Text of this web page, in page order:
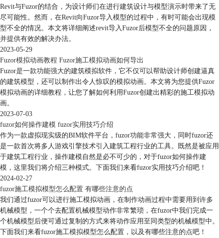
2、选择旗帜模型：在fuzor中，您需要选择一个合适的旗帜模型来添加到
您的场景中。您可以从fuzor自带的模型库中选择一个旗帜模型，或者导
入自己定制的旗帜模型。
3、设置动画效果：一旦您选择了旗帜模型，接下来您需要设置动画效
果。在fuzor的动画编辑界面中，您可以调整旗帜的动画属性，如风力、
4、调整动画参数：根据您的需求，您可以根据场景的实际情况调整旗帜
的动画参数。您可以通过调整风力的强度和方向，以及动画的循环次数和
持续时间等参数，来达到想要的效果。
5、预览和调试：在完成设置后，您可以通过fuzor的预览功能来查看旗帜
飘动的效果。如果需要调整，您可以返回到动画编辑界面进行修改，直到
通过上述步骤，您可以在fuzor中实现旗帜飘动的动画效果，为您的虚拟
场景增添生动和细节。这个功能可以应用于建筑项目的可视化展示、景观
设计的演示等各种场景中，提升整体的视觉效果。
二、fuzor2018界面的设置在哪
fuzor2018是一款功能强大的虚拟现实软件，它提供了丰富的界面设置选
Revit与Fuzor的结合，为设计师们在进行建筑设计与模型演示时带来了无
尽可能性。然而，在Revit向Fuzor导入模型的过程中，有时可能会出现模
型不全的情况。本文将详细阐述revit导入Fuzor后模型不全的问题原因，
并提供有效的解决办法。
2023-05-29
Fuzor模拟动画教程 Fuzor施工模拟动画如何导出
Fuzor是一款功能强大的建筑模拟软件，它不仅可以帮助设计师创建逼真
的建筑模型，还可以制作出令人惊叹的模拟动画。本文将为您提供Fuzor
模拟动画的详细教程，让您了解如何利用Fuzor创建出精彩的施工模拟动
画。
2023-07-03
fuzor如何操作建模 fuzor实用技巧介绍
作为一款虚拟现实级的BIM软件平台，fuzor功能非常强大，同时fuzor还
是一款首次将多人游戏引擎技术引入建筑工程行业的工具。既然是被应用
于建筑工程行业，操作建模自然是必不可少的，对于fuzor如何操作建
模，这里我们将介绍三种模式。下面我们来看fuzor实用技巧介绍吧！
2024-02-27
fuzor施工模拟模型怎么配置 有哪些注意的点
我们通过fuzor可以进行施工模拟动画，在制作动画过程中需要用到许多
机械模型，一个个去配置机械模型动作非常繁琐，在fuzor中我们完成一
个机械模型后便可通过复制的方式来将动作应用至同类型的机械模型中。
下面我们来看fuzor施工模拟模型怎么配置，以及有哪些注意的点吧！